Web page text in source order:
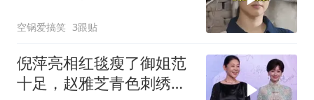
空锅爱搞笑 3跟贴
倪萍亮相红毯瘦了御姐范
十足，赵雅芝青色刺绣长